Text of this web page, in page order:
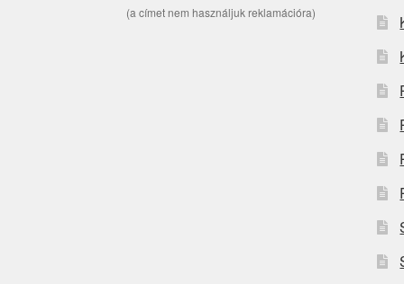
(a címet nem használjuk reklamációra)